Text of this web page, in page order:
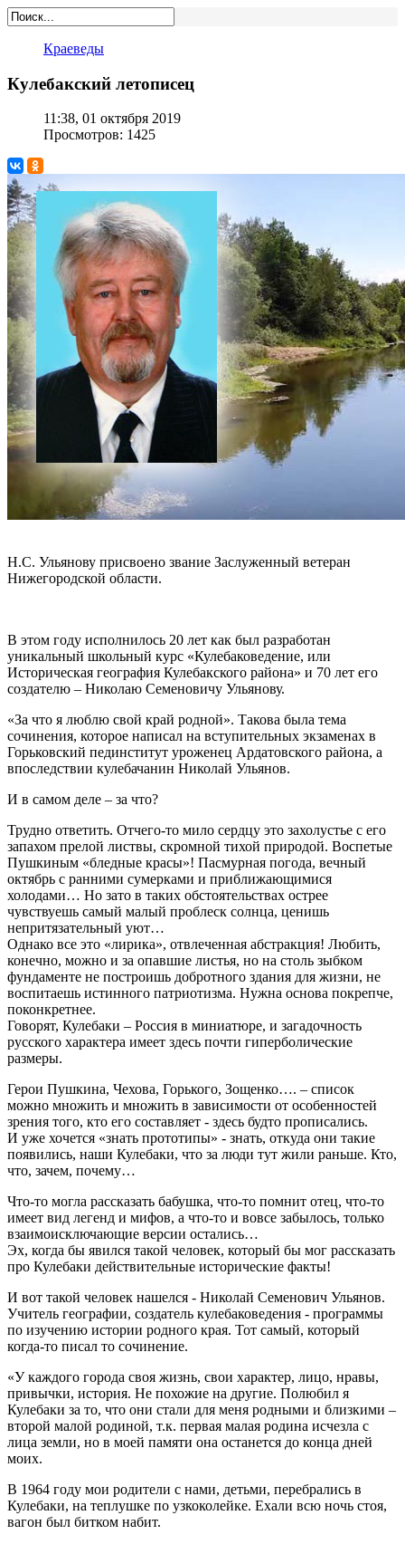
Краеведы
Кулебакский летописец
11:38, 01 октября 2019
Просмотров: 1425
Н.С. Ульянову присвоено звание Заслуженный ветеран
Нижегородской области.
В этом году исполнилось 20 лет как был разработан
уникальный школьный курс «Кулебаковедение, или
Историческая география Кулебакского района» и 70 лет его
создателю – Николаю Семеновичу Ульянову.
«За что я люблю свой край родной». Такова была тема
сочинения, которое написал на вступительных экзаменах в
Горьковский пединститут уроженец Ардатовского района, а
впоследствии кулебачанин Николай Ульянов.
И в самом деле – за что?
Трудно ответить. Отчего-то мило сердцу это захолустье с его
запахом прелой листвы, скромной тихой природой. Воспетые
Пушкиным «бледные красы»! Пасмурная погода, вечный
октябрь с ранними сумерками и приближающимися
холодами… Но зато в таких обстоятельствах острее
чувствуешь самый малый проблеск солнца, ценишь
непритязательный уют…
Однако все это «лирика», отвлеченная абстракция! Любить,
конечно, можно и за опавшие листья, но на столь зыбком
фундаменте не построишь добротного здания для жизни, не
воспитаешь истинного патриотизма. Нужна основа покрепче,
поконкретнее.
Говорят, Кулебаки – Россия в миниатюре, и загадочность
русского характера имеет здесь почти гиперболические
размеры.
Герои Пушкина, Чехова, Горького, Зощенко…. – список
можно множить и множить в зависимости от особенностей
зрения того, кто его составляет - здесь будто прописались.
И уже хочется «знать прототипы» - знать, откуда они такие
появились, наши Кулебаки, что за люди тут жили раньше. Кто,
что, зачем, почему…
Что-то могла рассказать бабушка, что-то помнит отец, что-то
имеет вид легенд и мифов, а что-то и вовсе забылось, только
взаимоисключающие версии остались…
Эх, когда бы явился такой человек, который бы мог рассказать
про Кулебаки действительные исторические факты!
И вот такой человек нашелся - Николай Семенович Ульянов.
Учитель географии, создатель кулебаковедения - программы
по изучению истории родного края. Тот самый, который
когда-то писал то сочинение.
«У каждого города своя жизнь, свои характер, лицо, нравы,
привычки, история. Не похожие на другие. Полюбил я
Кулебаки за то, что они стали для меня родными и близкими –
второй малой родиной, т.к. первая малая родина исчезла с
лица земли, но в моей памяти она останется до конца дней
моих.
В 1964 году мои родители с нами, детьми, перебрались в
Кулебаки, на теплушке по узкоколейке. Ехали всю ночь стоя,
вагон был битком набит.